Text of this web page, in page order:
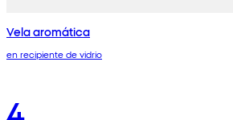
Vela aromática
en recipiente de vidrio